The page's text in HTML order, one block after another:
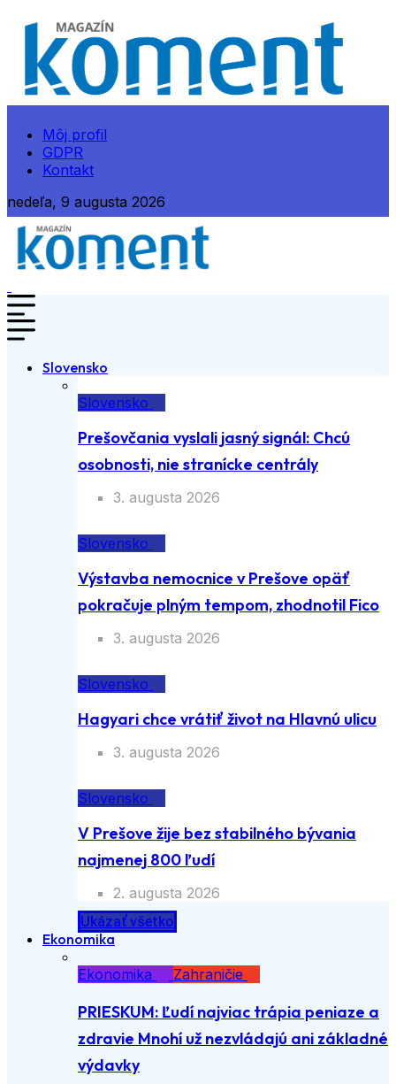
Môj profil
GDPR
Kontakt
nedeľa, 9 augusta 2026
Slovensko
Slovensko
Prešovčania vyslali jasný signál: Chcú
osobnosti, nie stranícke centrály
3. augusta 2026
Slovensko
Výstavba nemocnice v Prešove opäť
pokračuje plným tempom, zhodnotil Fico
3. augusta 2026
Slovensko
Hagyari chce vrátiť život na Hlavnú ulicu
3. augusta 2026
Slovensko
V Prešove žije bez stabilného bývania
najmenej 800 ľudí
2. augusta 2026
Ukázať všetko
Ekonomika
Ekonomika
Zahraničie
PRIESKUM: Ľudí najviac trápia peniaze a
zdravie Mnohí už nezvládajú ani základné
výdavky